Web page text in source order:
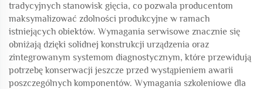
tradycyjnych stanowisk gięcia, co pozwala producentom
maksymalizować zdolności produkcyjne w ramach
istniejących obiektów. Wymagania serwisowe znacznie się
obniżają dzięki solidnej konstrukcji urządzenia oraz
zintegrowanym systemom diagnostycznym, które przewidują
potrzebę konserwacji jeszcze przed wystąpieniem awarii
poszczególnych komponentów. Wymagania szkoleniowe dla